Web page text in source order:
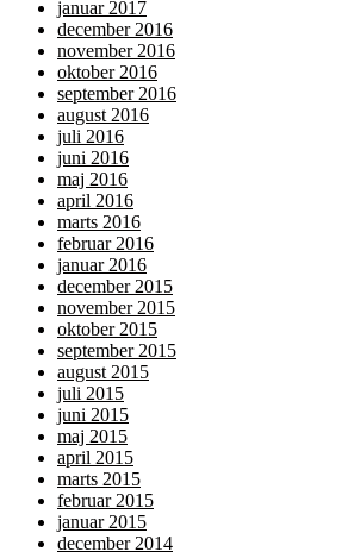
januar 2017
december 2016
november 2016
oktober 2016
september 2016
august 2016
juli 2016
juni 2016
maj 2016
april 2016
marts 2016
februar 2016
januar 2016
december 2015
november 2015
oktober 2015
september 2015
august 2015
juli 2015
juni 2015
maj 2015
april 2015
marts 2015
februar 2015
januar 2015
december 2014